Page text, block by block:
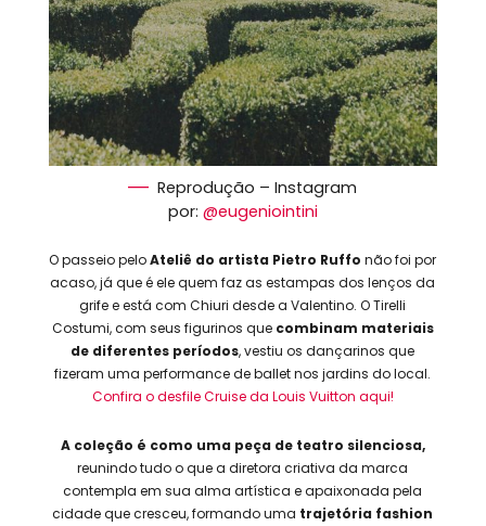
Reprodução – Instagram
por: @eugeniointini
O passeio peloAteliê do artista Pietro Ruffo não foi por
acaso, já que é ele quem faz as estampas dos lenços da
grife e está com Chiuri desde a Valentino. O Tirelli
Costumi, com seus figurinos que combinam materiais
de diferentes períodos, vestiu os dançarinos que
fizeram uma performance de ballet nos jardins do local.
Confira o desfile Cruise da Louis Vuitton aqui!
A coleção é como uma peça de teatro silenciosa,
reunindo tudo o que a diretora criativa da marca
contempla em sua alma artística e apaixonada pela
cidade que cresceu, formando uma trajetória fashion